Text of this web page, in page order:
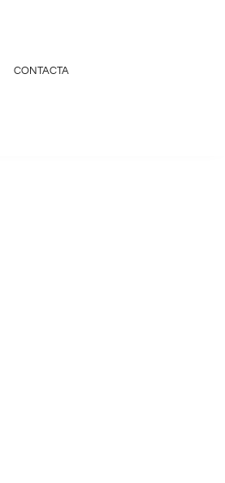
CONTACTA